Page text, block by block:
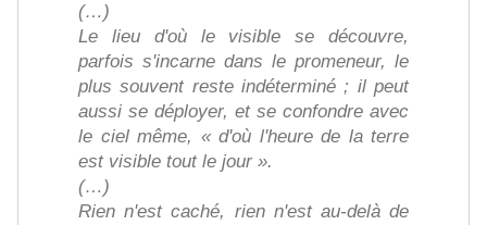
(…)
Le lieu d'où le visible se découvre,
parfois s'incarne dans le promeneur, le
plus souvent reste indéterminé ; il peut
aussi se déployer, et se confondre avec
le ciel même, « d'où l'heure de la terre
est visible tout le jour ».
(…)
Rien n'est caché, rien n'est au-delà de